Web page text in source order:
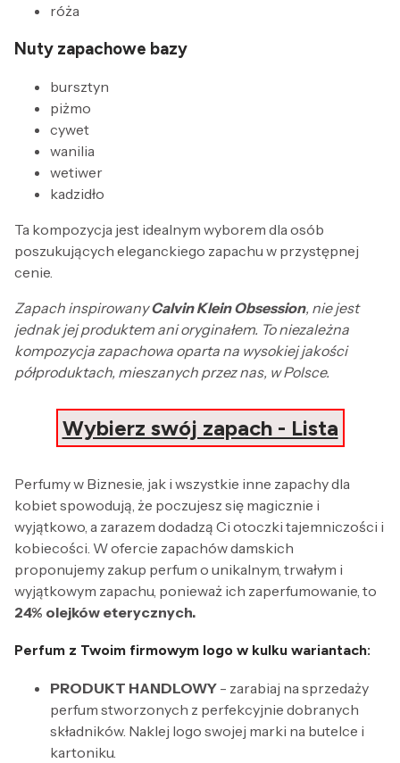
róża
Nuty zapachowe bazy
bursztyn
piżmo
cywet
wanilia
wetiwer
kadzidło
Ta kompozycja jest idealnym wyborem dla osób
poszukujących eleganckiego zapachu w przystępnej
cenie.
Zapach inspirowanyCalvin Klein Obsession, nie jest
jednak jej produktem ani oryginałem. To niezależna
kompozycja zapachowa oparta na wysokiej jakości
półproduktach, mieszanych przez nas, w Polsce.
Wybierz swój zapach - Lista
Perfumy w Biznesie, jak i wszystkie inne zapachy dla
kobiet spowodują, że poczujesz się magicznie i
wyjątkowo, a zarazem dodadzą Ci otoczki tajemniczości i
kobiecości. W ofercie zapachów damskich
proponujemy zakup perfum o unikalnym, trwałym i
wyjątkowym zapachu, ponieważ ich zaperfumowanie, to
24% olejków eterycznych.
Perfum z Twoim firmowym logo w kulku wariantach:
PRODUKT HANDLOWY - zarabiaj na sprzedaży
perfum stworzonych z perfekcyjnie dobranych
składników. Naklej logo swojej marki na butelce i
kartoniku.